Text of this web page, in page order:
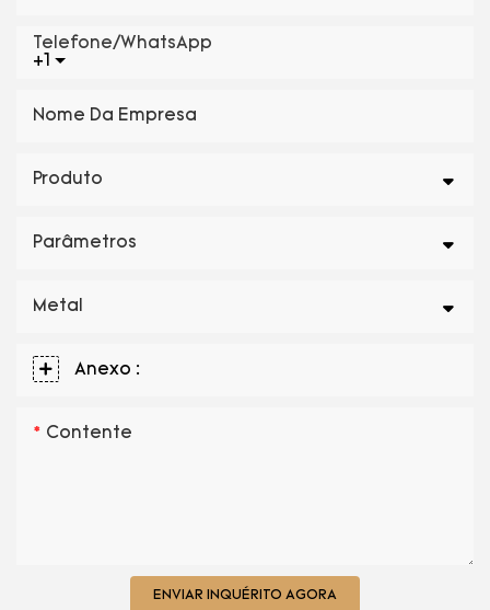
+1
Telefone/WhatsApp
Nome Da Empresa
Produto
Parâmetros
Metal
Anexo :
Contente
ENVIAR INQUÉRITO AGORA